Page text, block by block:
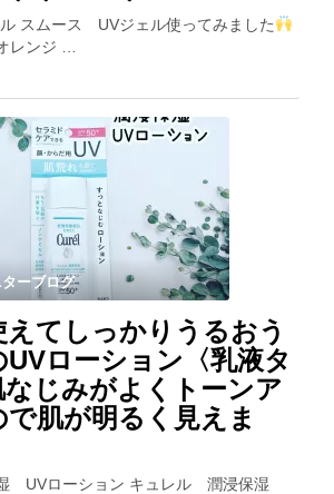
スムース UVジェル使ってみました
レンジ …
ターブログ
てしっかりうるおう
ローション〈乳液タ
じみがよくトーンア
肌が明るく見えま
UVローション キュレル 潤浸保湿